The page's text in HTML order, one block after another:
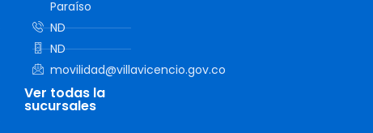
Paraíso
ND
ND
movilidad@villavicencio.gov.co
Ver todas la
sucursales